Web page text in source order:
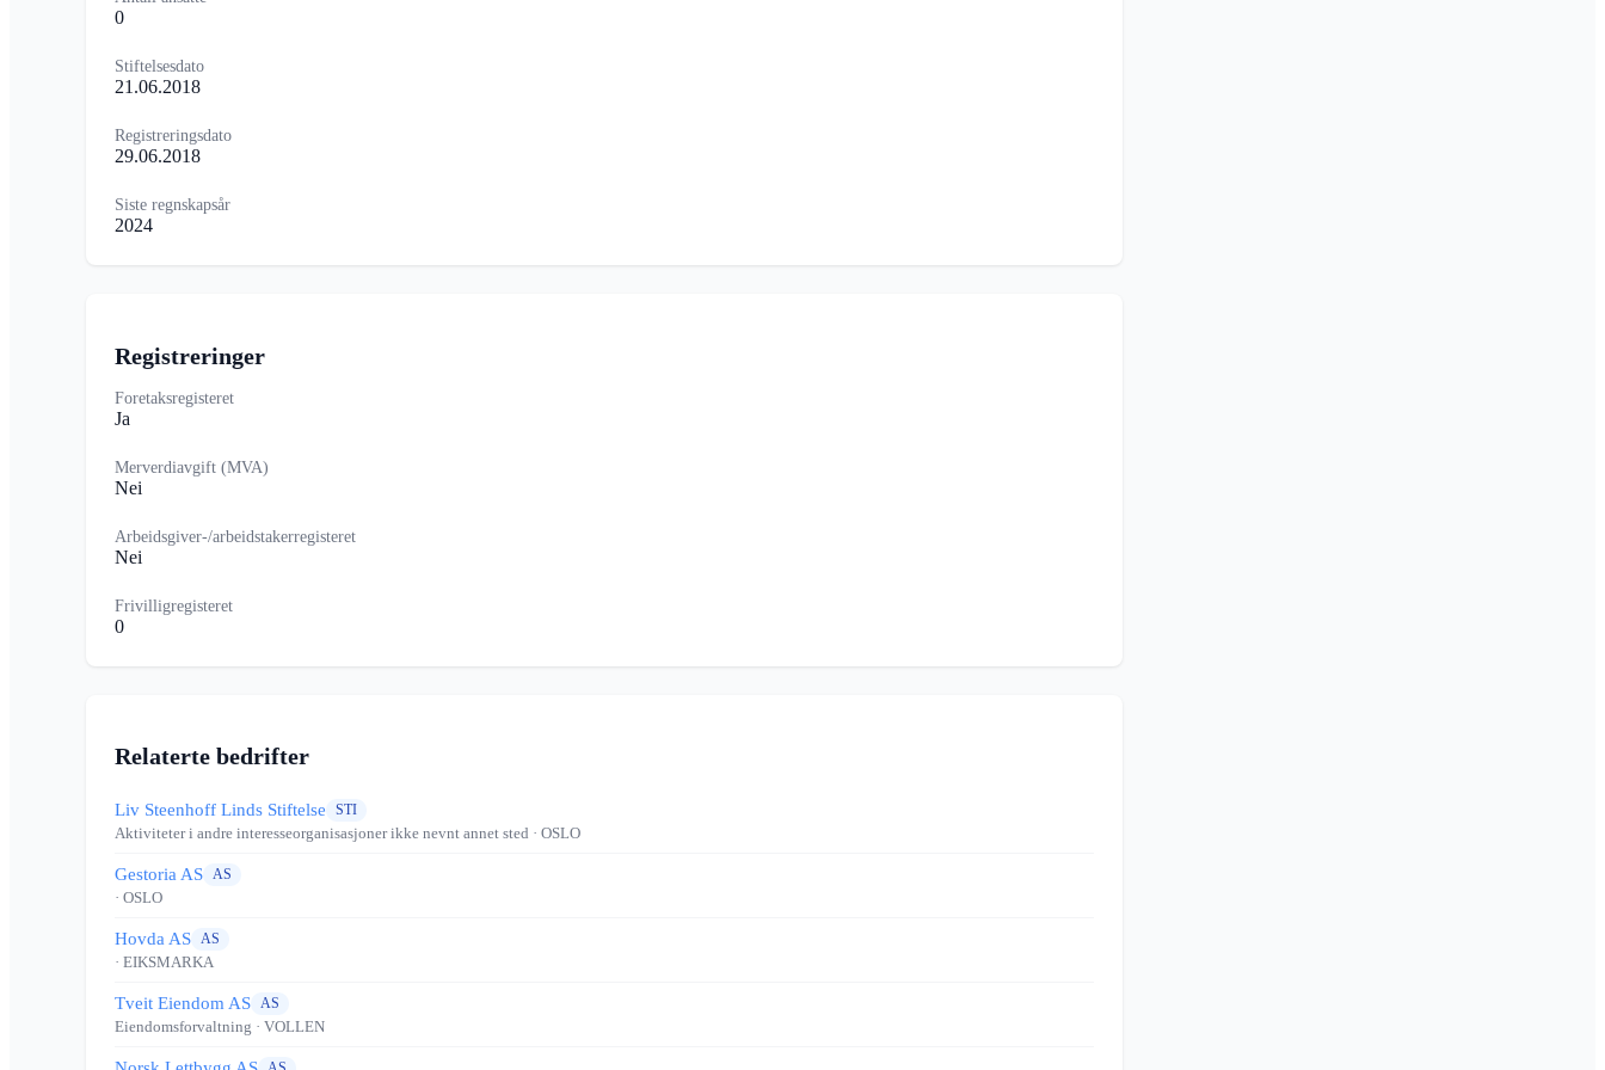
0
Stiftelsesdato
21.06.2018
Registreringsdato
29.06.2018
Siste regnskapsår
2024
Registreringer
Foretaksregisteret
Ja
Merverdiavgift (MVA)
Nei
Arbeidsgiver-/arbeidstakerregisteret
Nei
Frivilligregisteret
0
Relaterte bedrifter
Liv Steenhoff Linds Stiftelse STI
Aktiviteter i andre interesseorganisasjoner ikke nevnt annet sted · OSLO
Gestoria AS AS
· OSLO
Hovda AS AS
· EIKSMARKA
Tveit Eiendom AS AS
Eiendomsforvaltning · VOLLEN